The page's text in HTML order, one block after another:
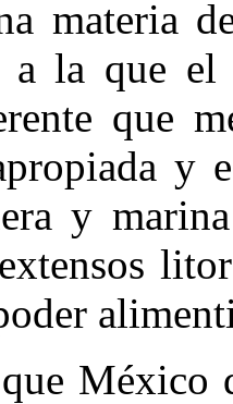
materia
a la que
que
y
y
México